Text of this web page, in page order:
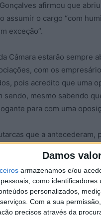
Damos
armazenamos e/ou
como
personalizados,
Com a sua
precisos através da
afirmou que
assumir o cargo “com
exceção”.
Câmara estarão sempre
com os
pois acredito que uma
mesmo sabendo
para com uma
que a antecederam,
e cidadãos
possa viver com
construir um concelho